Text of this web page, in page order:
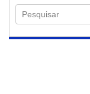
Pesquisar